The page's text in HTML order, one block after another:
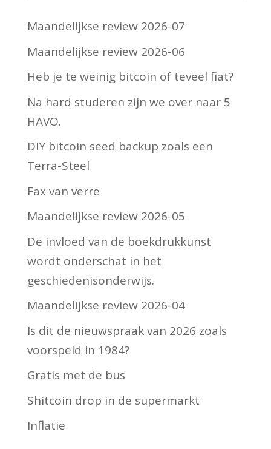
Maandelijkse review 2026-07
Maandelijkse review 2026-06
Heb je te weinig bitcoin of teveel fiat?
Na hard studeren zijn we over naar 5
HAVO.
DIY bitcoin seed backup zoals een
Terra-Steel
Fax van verre
Maandelijkse review 2026-05
De invloed van de boekdrukkunst
wordt onderschat in het
geschiedenisonderwijs.
Maandelijkse review 2026-04
Is dit de nieuwspraak van 2026 zoals
voorspeld in 1984?
Gratis met de bus
Shitcoin drop in de supermarkt
Inflatie